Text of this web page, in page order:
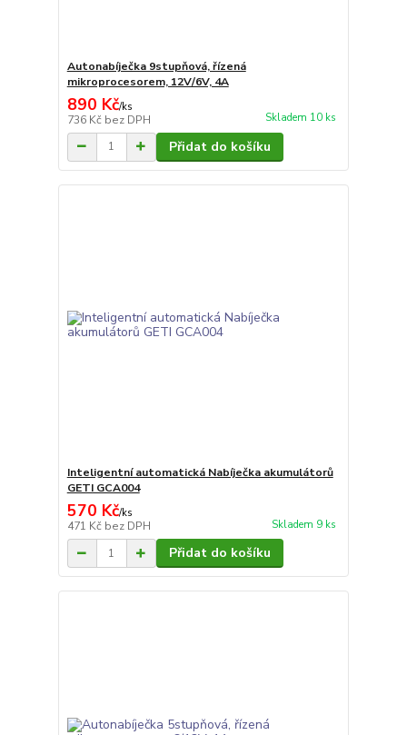
Autonabíječka 9stupňová, řízená
mikroprocesorem, 12V/6V, 4A
890 Kč/ks
736 Kč bez DPH Skladem 10 ks
Přidat do košíku
Inteligentní automatická Nabíječka akumulátorů
GETI GCA004
570 Kč/ks
471 Kč bez DPH Skladem 9 ks
Přidat do košíku